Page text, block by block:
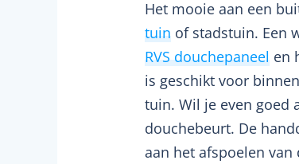
Het mooie aan een
tuin of stadstuin. Een
RVS douchepaneel en
is geschikt voor
tuin. Wil je even goed
douchebeurt. De
aan het afspoelen